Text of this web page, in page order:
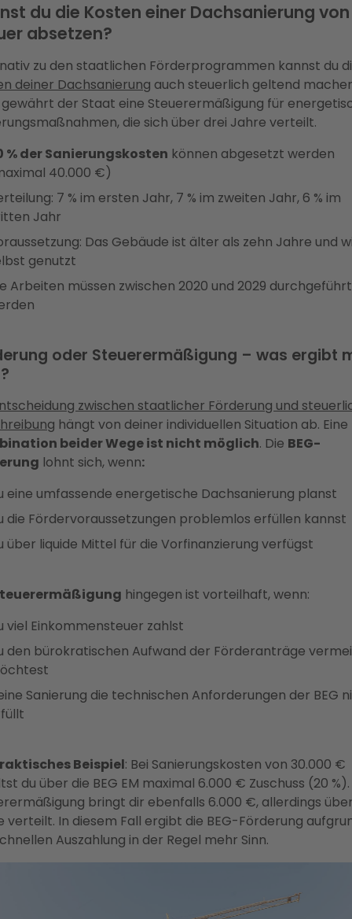
du die Kosten einer Dachsanierung
absetzen?
zu den staatlichen Förderprogrammen kannst du
deiner Dachsanierung auch steuerlich geltend
gewährt der Staat eine Steuerermäßigung für
die sich über drei Jahre verteilt.
% der Sanierungskosten können abgesetzt werden
40.000 €)
7 % im ersten Jahr, 7 % im zweiten Jahr, 6 % im
Jahr
Das Gebäude ist älter als zehn Jahre und
genutzt
Arbeiten müssen zwischen 2020 und 2029 durchgeführt
oder Steuerermäßigung – was ergibt
zwischen staatlicher Förderung und
hängt von deiner individuellen Situation ab. Eine
beider Wege ist nicht möglich. Die BEG-
lohnt sich, wenn:
eine umfassende energetische Dachsanierung planst
die Fördervoraussetzungen problemlos erfüllen kannst
über liquide Mittel für die Vorfinanzierung verfügst
hingegen ist vorteilhaft, wenn:
viel Einkommensteuer zahlst
den bürokratischen Aufwand der Förderanträge
Sanierung die technischen Anforderungen der BEG
Beispiel: Bei Sanierungskosten von 30.000 €
du über die BEG EM maximal 6.000 € Zuschuss (20
bringt dir ebenfalls 6.000 €, allerdings
verteilt. In diesem Fall ergibt die BEG-Förderung
Auszahlung in der Regel mehr Sinn.